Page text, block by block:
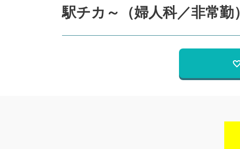
駅チカ～（婦人科／非常勤）